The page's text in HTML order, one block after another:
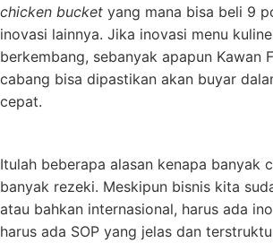
chicken bucket yang mana bisa beli 9
inovasi lainnya. Jika inovasi menu
berkembang, sebanyak apapun Kawan
cabang bisa dipastikan akan buyar
cepat.
Itulah beberapa alasan kenapa banyak
banyak rezeki. Meskipun bisnis kita
atau bahkan internasional, harus ada
harus ada SOP yang jelas dan